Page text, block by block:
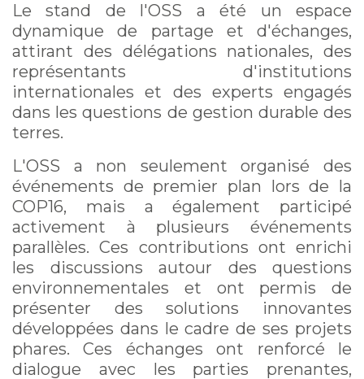
Le stand de l'OSS a été un espace
dynamique de partage et d'échanges,
attirant des délégations nationales, des
représentants d'institutions
internationales et des experts engagés
dans les questions de gestion durable des
terres.
L'OSS a non seulement organisé des
événements de premier plan lors de la
COP16, mais a également participé
activement à plusieurs événements
parallèles. Ces contributions ont enrichi
les discussions autour des questions
environnementales et ont permis de
présenter des solutions innovantes
développées dans le cadre de ses projets
phares. Ces échanges ont renforcé le
dialogue avec les parties prenantes,